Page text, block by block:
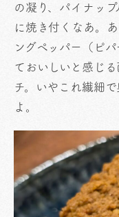
の凝り、パイナッ
に焼き付くなあ。
ングペッパー（ピ
ておいしいと感じ
チ。いやこれ繊細
よ。